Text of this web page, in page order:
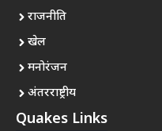
राजनीति
खेल
मनोरंजन
अंतरराष्ट्रीय
Quakes Links